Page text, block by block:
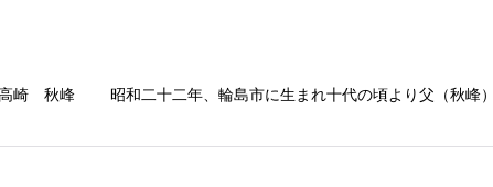
崎 秋峰 昭和二十二年、輪島市に生まれ十代の頃より